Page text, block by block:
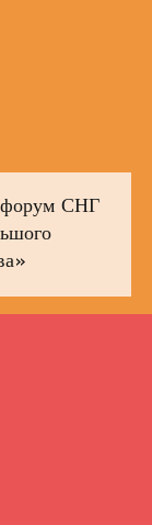
форум СНГ